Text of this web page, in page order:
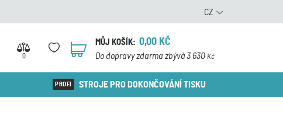
CZ
0
0
MŮJ KOŠÍK: 0,00 KČ
Do dopravy zdarma zbývá 3 630 Kč
STROJE PRO DOKONČOVÁNÍ TISKU